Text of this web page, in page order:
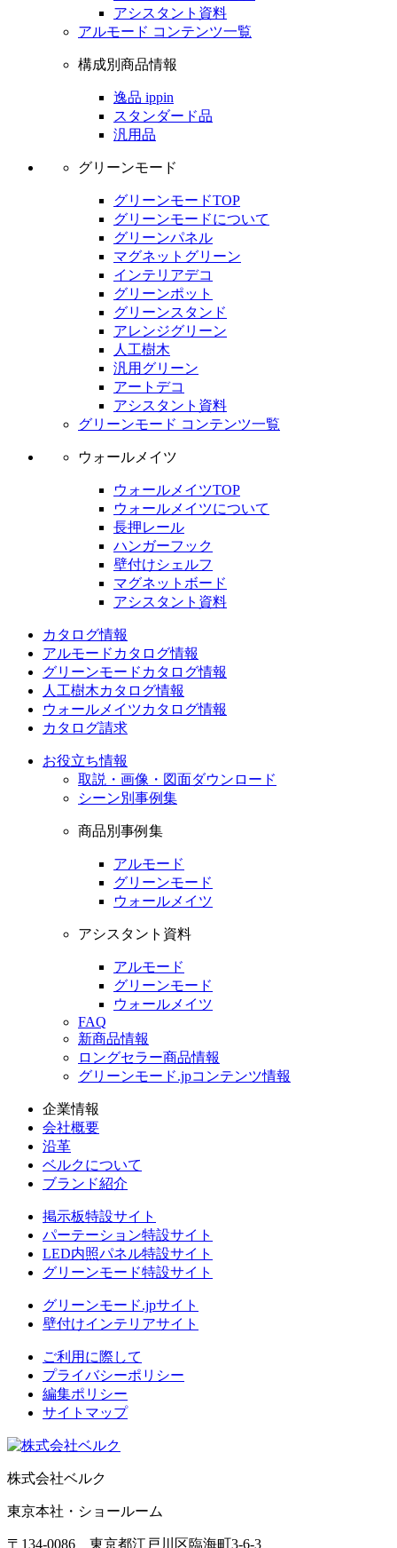
アシスタント資料
アルモード コンテンツ一覧
構成別商品情報
逸品 ippin
スタンダード品
汎用品
グリーンモード
グリーンモードTOP
グリーンモードについて
グリーンパネル
マグネットグリーン
インテリアデコ
グリーンポット
グリーンスタンド
アレンジグリーン
人工樹木
汎用グリーン
アートデコ
アシスタント資料
グリーンモード コンテンツ一覧
ウォールメイツ
ウォールメイツTOP
ウォールメイツについて
長押レール
ハンガーフック
壁付けシェルフ
マグネットボード
アシスタント資料
カタログ情報
アルモードカタログ情報
グリーンモードカタログ情報
人工樹木カタログ情報
ウォールメイツカタログ情報
カタログ請求
お役立ち情報
取説・画像・図面ダウンロード
シーン別事例集
商品別事例集
アルモード
グリーンモード
ウォールメイツ
アシスタント資料
アルモード
グリーンモード
ウォールメイツ
FAQ
新商品情報
ロングセラー商品情報
グリーンモード.jpコンテンツ情報
企業情報
会社概要
沿革
ベルクについて
ブランド紹介
掲示板特設サイト
パーテーション特設サイト
LED内照パネル特設サイト
グリーンモード特設サイト
グリーンモード.jpサイト
壁付けインテリアサイト
ご利用に際して
プライバシーポリシー
編集ポリシー
サイトマップ
株式会社ベルク
東京本社・ショールーム
〒134-0086 東京都江戸川区臨海町3-6-3